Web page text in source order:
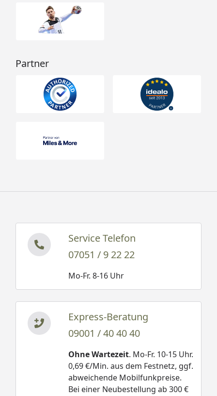
Partner
Service Telefon
07051 / 9 22 22
Mo-Fr. 8-16 Uhr
Express-Beratung
09001 / 40 40 40
Ohne Wartezeit. Mo-Fr. 10-15 Uhr.
0,69 €/Min. aus dem Festnetz, ggf.
abweichende Mobilfunkpreise.
Bei einer Neubestellung ab 300 €